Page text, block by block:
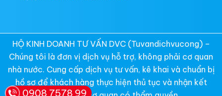
0908 7578 99
HỘ KINH DOANH TƯ VẤN DVC (Tuvandichvucong) –
Chúng tôi là đơn vị dịch vụ hỗ trợ, không phải cơ quan
nhà nước. Cung cấp dịch vụ tư vấn, kê khai và chuẩn bị
hồ sơ để khách hàng thực hiện thủ tục và nhận kết